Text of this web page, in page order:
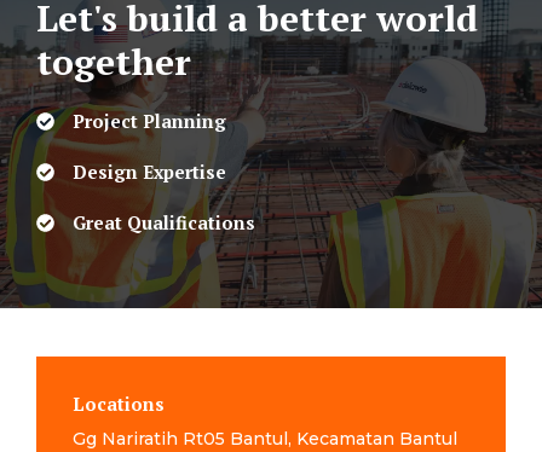
Let's build a better world
together
Project Planning
Design Expertise
Great Qualifications
Locations
Gg Nariratih Rt05 Bantul, Kecamatan Bantul